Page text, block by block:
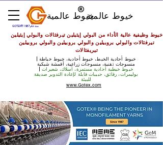
GOTEX® منذ عام 1987
خيوط أحادية الخيط، خيوط أحادية، خيوط خياطة |
منسوجات تقنية، منسوجات زراعية، أقمشة شبكية
خيوط خيطية أحادية مستمرة، أسلاك، شعيرات
بوليمرات، رقائق، حبيبات قابلة لإعادة التدوير صديقة
للبيئة
خيوط وظيفية عالية الأداء من البولي إيثيلين تيرفثالات والبولي إيثيلين
تيرفثالات والبولي بروبيلين والبولي بروبيلين والبولي بروبيلين
تيريفثالات
www.Gotex.com
خيوط عالميةخيوط عالمية